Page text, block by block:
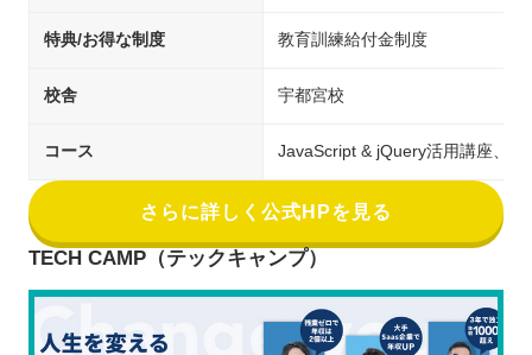
特典/お得な制度 教育訓練給付金制度
校舎 宇都宮校
コース JavaScript & jQuery活用講座、
さらに詳しく公式HPを見る
TECH CAMP（テックキャンプ）